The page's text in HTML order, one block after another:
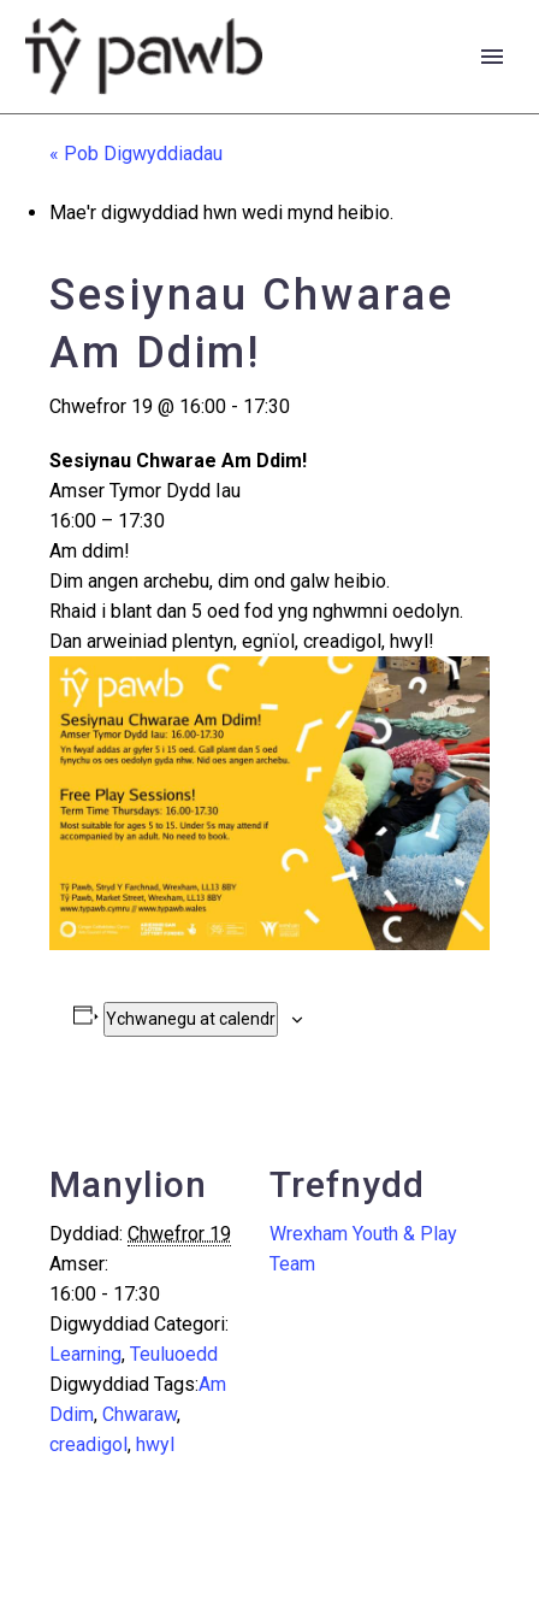
English
« Pob Digwyddiadau
Mae'r digwyddiad hwn wedi mynd heibio.
Sesiynau Chwarae
Am Ddim!
Chwefror 19 @ 16:00 - 17:30
Sesiynau Chwarae Am Ddim!
Amser Tymor Dydd Iau
16:00 – 17:30
Am ddim!
Dim angen archebu, dim ond galw heibio.
Rhaid i blant dan 5 oed fod yng nghwmni oedolyn.
Dan arweiniad plentyn, egnïol, creadigol, hwyl!
Ychwanegu at calendr
Manylion
Dyddiad: Chwefror 19
Amser:
16:00 - 17:30
Digwyddiad Categori:
Learning, Teuluoedd
Digwyddiad Tags:Am
Ddim, Chwaraw,
creadigol, hwyl
Trefnydd
Wrexham Youth & Play
Team